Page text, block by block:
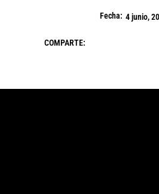
Fecha: 4 junio,
COMPARTE: